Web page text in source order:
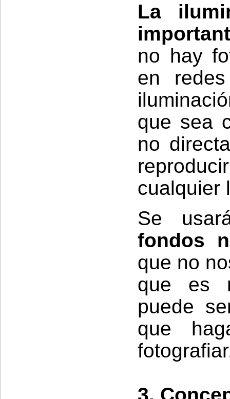
La
no hay
en
que sea
no
cualquier
Se
fondos
que no
que es
puede
que